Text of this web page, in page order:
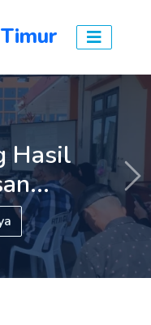
Hasil